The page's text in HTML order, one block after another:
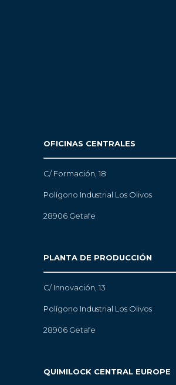
OFICINAS CENTRALES
C/ Formación, 18
Polígono Industrial Los Olivos
28906 Getafe
PLANTA DE PRODUCCIÓN
C/ Innovación, 13
Polígono Industrial Los Olivos
28906 Getafe
QUIMILOCK CENTRAL EUROPE